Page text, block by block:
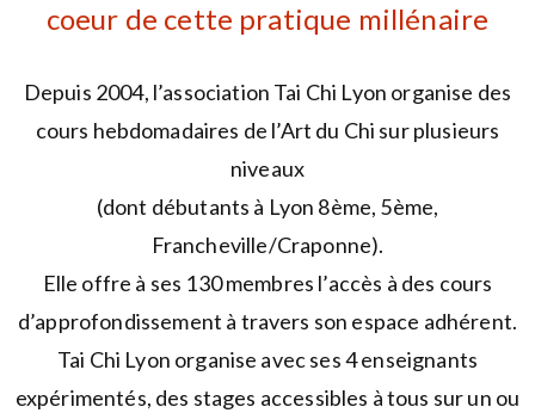
coeur de cette pratique millénaire
Depuis 2004, l’association Tai Chi Lyon organise des
cours hebdomadaires de l’Art du Chi sur plusieurs
niveaux
(dont débutants à Lyon 8ème, 5ème,
Francheville/Craponne).
Elle offre à ses 130 membres l’accès à des cours
d’approfondissement à travers son espace adhérent.
Tai Chi Lyon organise avec ses 4 enseignants
expérimentés, des stages accessibles à tous sur un ou